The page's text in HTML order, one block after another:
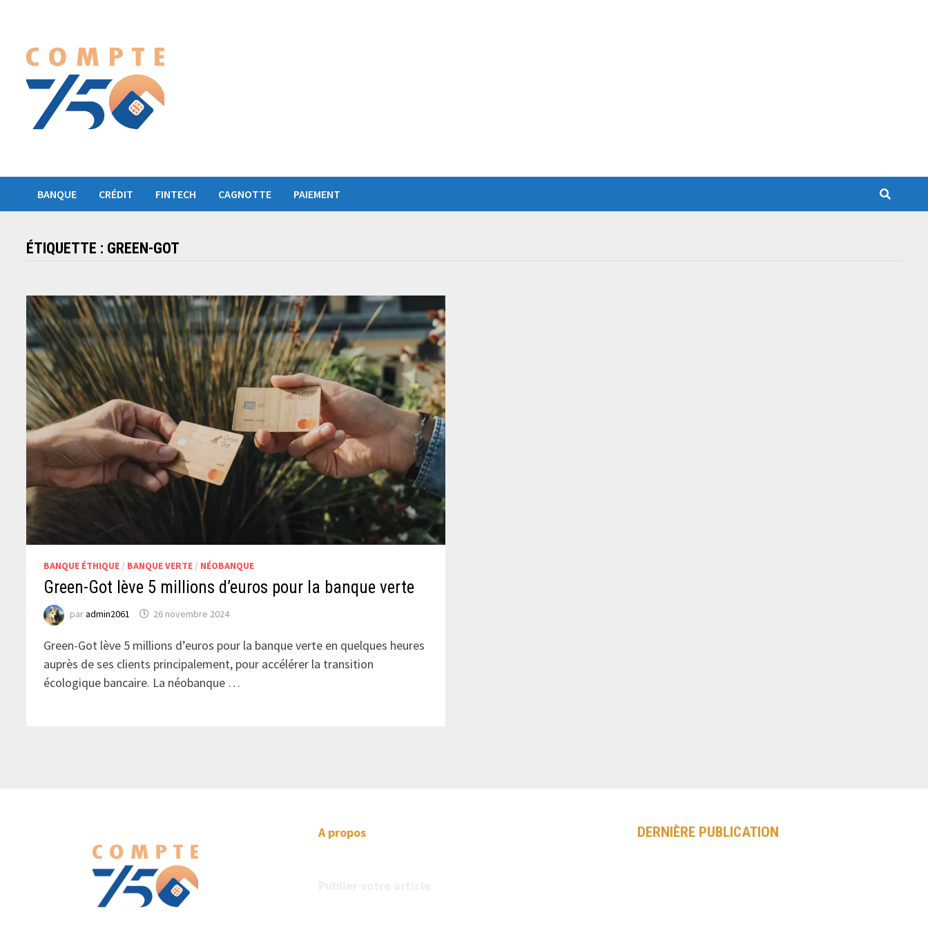
contenu
BANQUE CRÉDIT FINTECH CAGNOTTE PAIEMENT
ÉTIQUETTE : GREEN-GOT
BANQUE ÉTHIQUE / BANQUE VERTE / NÉOBANQUE
Green-Got lève 5 millions d’euros pour la banque verte
paradmin2061 26 novembre 2024
Green-Got lève 5 millions d’euros pour la banque verte en quelques heures
auprès de ses clients principalement, pour accélérer la transition
écologique bancaire. La néobanque …
A propos DERNIÈRE PUBLICATION